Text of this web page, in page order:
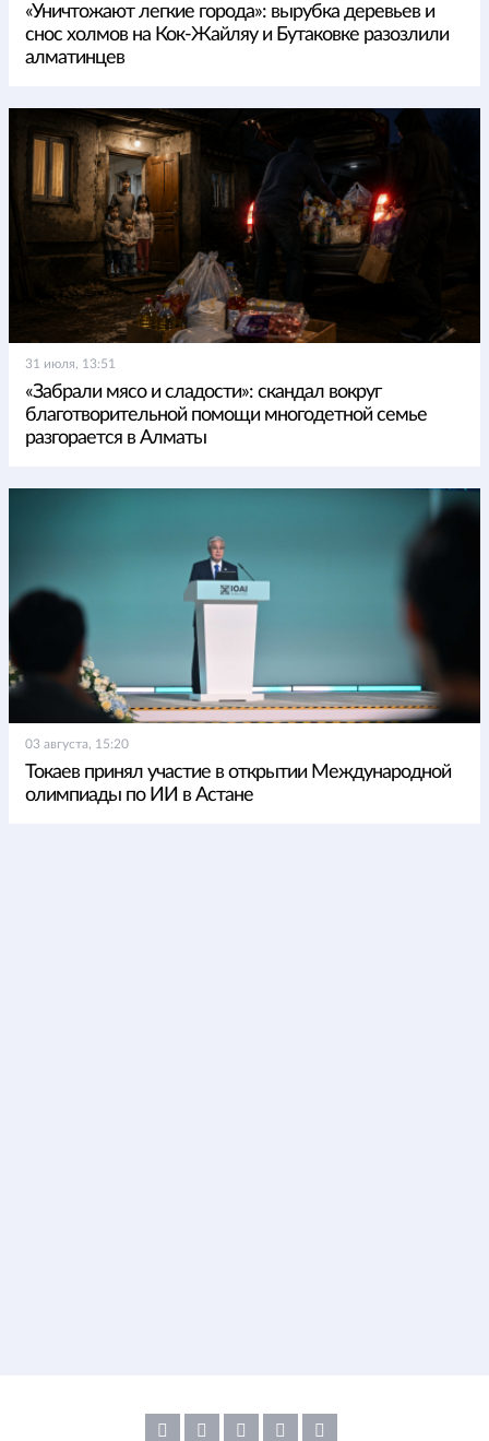
«Уничтожают легкие города»: вырубка деревьев и
снос холмов на Кок-Жайляу и Бутаковке разозлили
алматинцев
31 июля, 13:51
«Забрали мясо и сладости»: скандал вокруг
благотворительной помощи многодетной семье
разгорается в Алматы
03 августа, 15:20
Токаев принял участие в открытии Международной
олимпиады по ИИ в Астане